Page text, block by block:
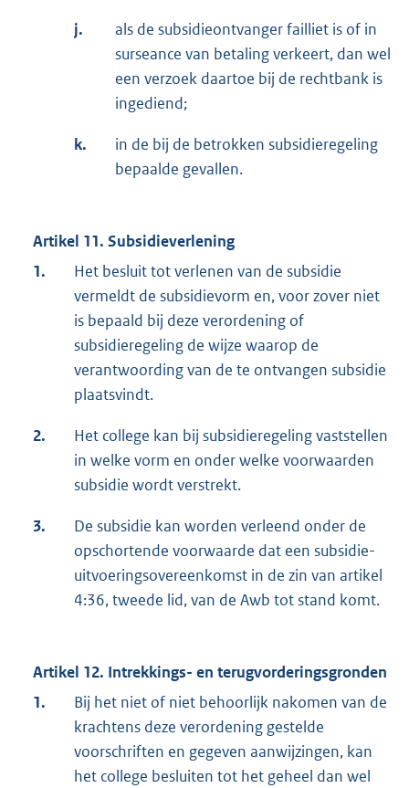
j.
als de subsidieontvanger failliet is of in
surseance van betaling verkeert, dan wel
een verzoek daartoe bij de rechtbank is
ingediend;
k.
in de bij de betrokken subsidieregeling
bepaalde gevallen.
Artikel 11. Subsidieverlening
1.
Het besluit tot verlenen van de subsidie
vermeldt de subsidievorm en, voor zover niet
is bepaald bij deze verordening of
subsidieregeling de wijze waarop de
verantwoording van de te ontvangen subsidie
plaatsvindt.
2.
Het college kan bij subsidieregeling vaststellen
in welke vorm en onder welke voorwaarden
subsidie wordt verstrekt.
3.
De subsidie kan worden verleend onder de
opschortende voorwaarde dat een subsidie-
uitvoeringsovereenkomst in de zin van artikel
4:36, tweede lid, van de Awb tot stand komt.
Artikel 12. Intrekkings- en terugvorderingsgronden
1.
Bij het niet of niet behoorlijk nakomen van de
krachtens deze verordening gestelde
voorschriften en gegeven aanwijzingen, kan
het college besluiten tot het geheel dan wel